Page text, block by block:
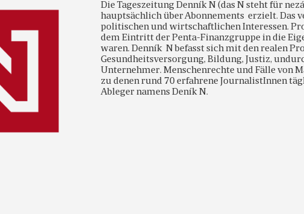
Die Tageszeitung Denník N (das N steht für
hauptsächlich über Abonnements erzielt. Das
politischen und wirtschaftlichen Interessen.
dem Eintritt der Penta-Finanzgruppe in die
waren. Denník N befasst sich mit den realen
Gesundheitsversorgung, Bildung, Justiz,
Unternehmer. Menschenrechte und Fälle von
zu denen rund 70 erfahrene JournalistInnen
Ableger namens Deník N.